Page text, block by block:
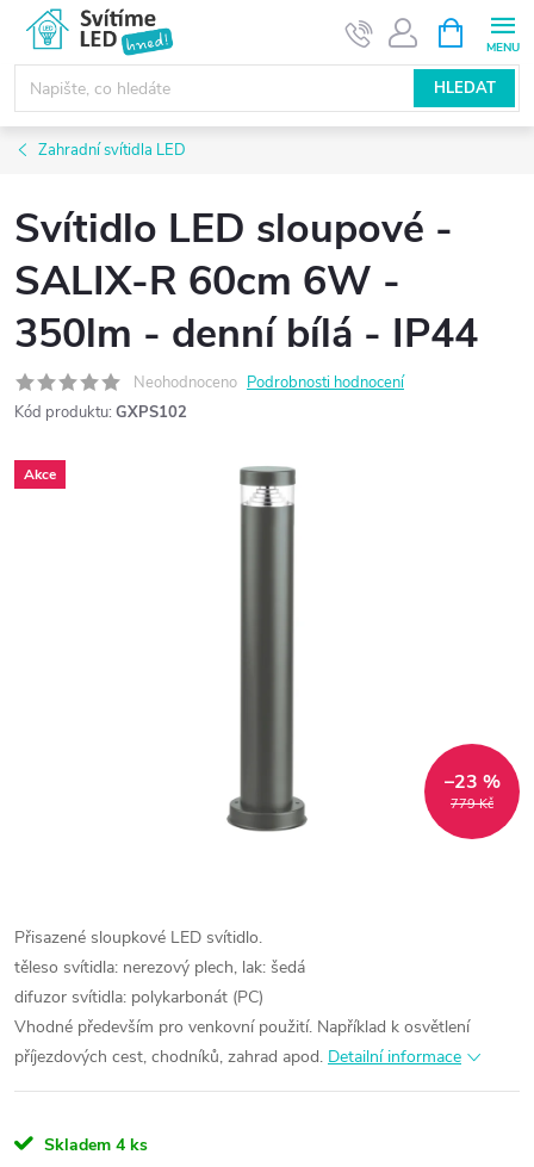
obsah
HLEDAT
NÁKUPNÍ
KOŠÍK
Zahradní svítidla LED
Svítidlo LED sloupové -
SALIX-R 60cm 6W -
350lm - denní bílá - IP44
Neohodnoceno Podrobnosti hodnocení
Kód produktu: GXPS102
Akce
779 Kč
–23 %
Přisazené sloupkové LED svítidlo.
těleso svítidla: nerezový plech, lak: šedá
difuzor svítidla: polykarbonát (PC)
Vhodné především pro venkovní použití. Například k osvětlení
příjezdových cest, chodníků, zahrad apod. Detailní informace
Skladem 4 ks